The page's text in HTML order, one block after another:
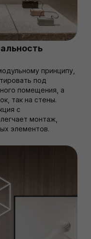
принципу,
под
помещения, а
так на стены.
с
монтаж,
элементов.